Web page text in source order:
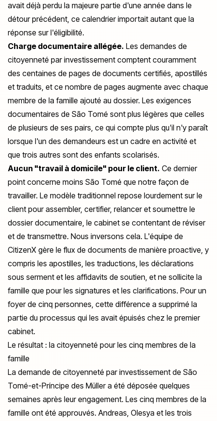
avait déjà perdu la majeure partie d'une année dans le
détour précédent, ce calendrier importait autant que la
réponse sur l'éligibilité.
Charge documentaire allégée. Les demandes de
citoyenneté par investissement comptent couramment
des centaines de pages de documents certifiés, apostillés
et traduits, et ce nombre de pages augmente avec chaque
membre de la famille ajouté au dossier. Les exigences
documentaires de São Tomé sont plus légères que celles
de plusieurs de ses pairs, ce qui compte plus qu'il n'y paraît
lorsque l'un des demandeurs est un cadre en activité et
que trois autres sont des enfants scolarisés.
Aucun "travail à domicile" pour le client. Ce dernier
point concerne moins São Tomé que notre façon de
travailler. Le modèle traditionnel repose lourdement sur le
client pour assembler, certifier, relancer et soumettre le
dossier documentaire, le cabinet se contentant de réviser
et de transmettre. Nous inversons cela. L'équipe de
CitizenX gère le flux de documents de manière proactive, y
compris les apostilles, les traductions, les déclarations
sous serment et les affidavits de soutien, et ne sollicite la
famille que pour les signatures et les clarifications. Pour un
foyer de cinq personnes, cette différence a supprimé la
partie du processus qui les avait épuisés chez le premier
cabinet.
Le résultat : la citoyenneté pour les cinq membres de la
famille
La demande de citoyenneté par investissement de São
Tomé-et-Príncipe des Müller a été déposée quelques
semaines après leur engagement. Les cinq membres de la
famille ont été approuvés. Andreas, Olesya et les trois